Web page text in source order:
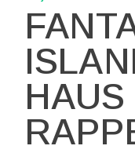
HAUS